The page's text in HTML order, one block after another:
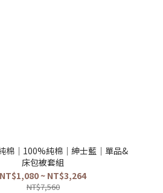
棉｜100%純棉｜紳士藍｜單品&
床包被套組
NT$1,080 ~ NT$3,264
NT$7,560